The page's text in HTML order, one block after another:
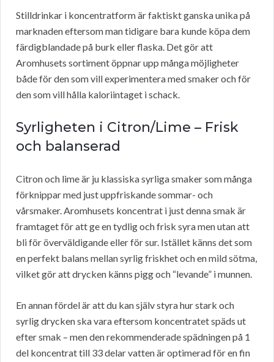
Stilldrinkar i koncentratform är faktiskt ganska unika på
marknaden eftersom man tidigare bara kunde köpa dem
färdigblandade på burk eller flaska. Det gör att
Aromhusets sortiment öppnar upp många möjligheter
både för den som vill experimentera med smaker och för
den som vill hålla kaloriintaget i schack.
Syrligheten i Citron/Lime – Frisk
och balanserad
Citron och lime är ju klassiska syrliga smaker som många
förknippar med just uppfriskande sommar- och
vårsmaker. Aromhusets koncentrat i just denna smak är
framtaget för att ge en tydlig och frisk syra men utan att
bli för överväldigande eller för sur. Istället känns det som
en perfekt balans mellan syrlig friskhet och en mild sötma,
vilket gör att drycken känns pigg och “levande” i munnen.
En annan fördel är att du kan själv styra hur stark och
syrlig drycken ska vara eftersom koncentratet späds ut
efter smak – men den rekommenderade spädningen på 1
del koncentrat till 33 delar vatten är optimerad för en fin